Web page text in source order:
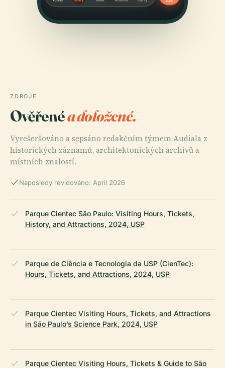
ZDROJE
Ověřenéa doložené.
Vyrešeršováno a sepsáno redakčním týmem Audiala z
historických záznamů, architektonických archivů a
místních znalostí.
Naposledy revidováno: April 2026
Parque Cientec São Paulo: Visiting Hours, Tickets,
History, and Attractions, 2024, USP
Parque de Ciência e Tecnologia da USP (CienTec):
Hours, Tickets, and Attractions, 2024, USP
Parque Cientec Visiting Hours, Tickets, and Attractions
in São Paulo’s Science Park, 2024, USP
Parque Cientec Visiting Hours, Tickets & Guide to São